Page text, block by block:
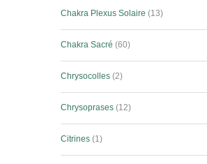
Chakra Plexus Solaire 13
Chakra Sacré 60
Chrysocolles 2
Chrysoprases 12
Citrines 1